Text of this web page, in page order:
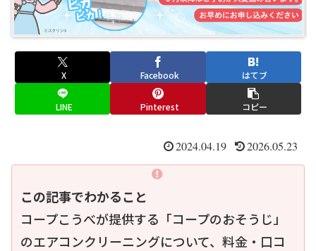
X Facebook はてブ
LINE Pinterest コピー
2024.04.19 2026.05.23
この記事でわかること
コープこうべが提供する「コープのおそうじ」
のエアコンクリーニングについて、料金・口コ